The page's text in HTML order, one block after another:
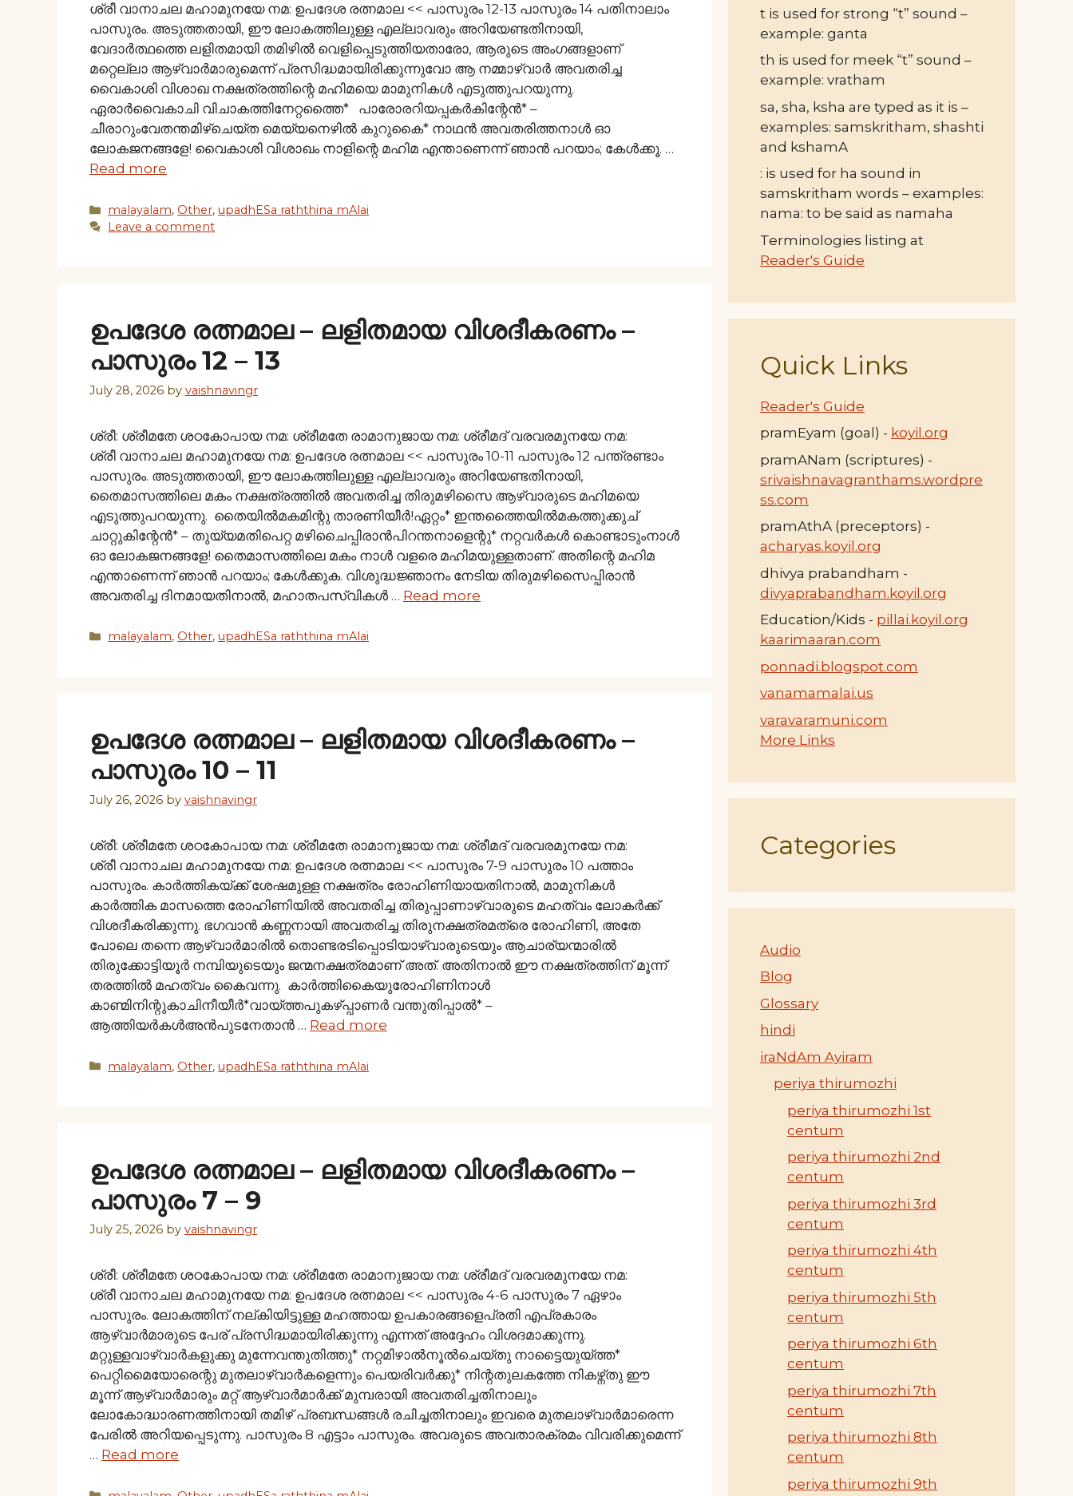
ശ്രീ വാനാചല മഹാമുനയേ നമ: ഉപദേശ രത്നമാല << പാസുരം 12-13 പാസുരം 14 പതിനാലാം
പാസുരം. അടുത്തതായി, ഈ ലോകത്തിലുള്ള എല്ലാവരും അറിയേണ്ടതിനായി,
വേദാര്‍ത്ഥത്തെ ലളിതമായി തമിഴില്‍ വെളിപ്പെടുത്തിയതാരോ, ആരുടെ അംഗങ്ങളാണ്
മറ്റെല്ലാ ആഴ്വാര്‍മാരുമെന്ന് പ്രസിദ്ധമായിരിക്കുന്നുവോ ആ നമ്മാഴ്വാര്‍ അവതരിച്ച
വൈകാശി വിശാഖ നക്ഷത്രത്തിന്റെ മഹിമയെ മാമുനികള്‍ എടുത്തുപറയുന്നു.
ഏരാര്‍വൈകാചി വിചാകത്തിനേറ്റത്തൈ* പാരോരറിയപ്പകര്‍കിന്റേന്‍* –
ചീരാറുംവേതന്തമിഴ്ചെയ്ത മെയ്യനെഴില്‍ കുറുകൈ* നാഥന്‍ അവതരിത്തനാള്‍ ഓ
ലോകജനങ്ങളേ! വൈകാശി വിശാഖം നാളിന്റെ മഹിമ എന്താണെന്ന് ഞാൻ പറയാം; കേൾക്കൂ. …
Read more
Categories
malayalam, Other,upadhESa raththina mAlai
Leave a comment
ഉപദേശ രത്നമാല – ലളിതമായ വിശദീകരണം –
പാസുരം 12 – 13
July 28, 2026 by vaishnavingr
ശ്രീ: ശ്രീമതേ ശഠകോപായ നമ: ശ്രീമതേ രാമാനുജായ നമ: ശ്രീമദ് വരവരമുനയേ നമ:
ശ്രീ വാനാചല മഹാമുനയേ നമ: ഉപദേശ രത്നമാല << പാസുരം 10-11 പാസുരം 12 പന്ത്രണ്ടാം
പാസുരം. അടുത്തതായി, ഈ ലോകത്തിലുള്ള എല്ലാവരും അറിയേണ്ടതിനായി,
തൈമാസത്തിലെ മകം നക്ഷത്രത്തിൽ അവതരിച്ച തിരുമഴിസൈ ആഴ്വാരുടെ മഹിമയെ
എടുത്തുപറയുന്നു. തൈയില്‍മകമിന്റു താരണിയീര്‍!ഏറ്റം* ഇന്തത്തൈയില്‍മകത്തുക്കുച്
ചാറ്റുകിന്റേന്‍* – തുയ്യമതിപെറ്റ മഴിചൈപ്പിരാന്‍പിറന്തനാളെന്റു* നറ്റവര്‍കള്‍ കൊണ്ടാടുംനാള്‍
ഓ ലോകജനങ്ങളേ! തൈമാസത്തിലെ മകം നാൾ വളരെ മഹിമയുള്ളതാണ്. അതിന്റെ മഹിമ
എന്താണെന്ന് ഞാൻ പറയാം; കേൾക്കുക. വിശുദ്ധജ്ഞാനം നേടിയ തിരുമഴിസൈപ്പിരാൻ
അവതരിച്ച ദിനമായതിനാൽ, മഹാതപസ്വികൾ … Read more
Categories
malayalam, Other,upadhESa raththina mAlai
ഉപദേശ രത്നമാല – ലളിതമായ വിശദീകരണം –
പാസുരം 10 – 11
July 26, 2026 by vaishnavingr
ശ്രീ: ശ്രീമതേ ശഠകോപായ നമ: ശ്രീമതേ രാമാനുജായ നമ: ശ്രീമദ് വരവരമുനയേ നമ:
ശ്രീ വാനാചല മഹാമുനയേ നമ: ഉപദേശ രത്നമാല << പാസുരം 7-9 പാസുരം 10 പത്താം
പാസുരം. കാര്‍ത്തികയ്ക്ക് ശേഷമുള്ള നക്ഷത്രം രോഹിണിയായതിനാല്‍, മാമുനികള്‍
കാര്‍ത്തിക മാസത്തെ രോഹിണിയില്‍ അവതരിച്ച തിരുപ്പാണാഴ്വാരുടെ മഹത്വം ലോകര്‍ക്ക്
വിശദീകരിക്കുന്നു. ഭഗവാന്‍ കണ്ണനായി അവതരിച്ച തിരുനക്ഷത്രമത്രെ രോഹിണി, അതേ
പോലെ തന്നെ ആഴ്വാര്‍മാരില്‍ തൊണ്ടരടിപ്പൊടിയാഴ്വാരുടെയും ആചാര്യന്മാരില്‍
തിരുക്കോട്ടിയൂര്‍ നമ്പിയുടെയും ജന്മനക്ഷത്രമാണ് അത്. അതിനാല്‍ ഈ നക്ഷത്രത്തിന് മൂന്ന്
തരത്തില്‍ മഹത്വം കൈവന്നു. കാര്‍ത്തികൈയുരോഹിണിനാള്‍
കാണ്മിനിന്റുകാചിനീയീര്‍*വായ്ത്തപുകഴ്പ്പാണര്‍ വന്തുതിപ്പാൽ* –
ആത്തിയര്‍കള്‍അൻപുടനേതാന്‍ … Read more
Categories
malayalam, Other,upadhESa raththina mAlai
ഉപദേശ രത്നമാല – ലളിതമായ വിശദീകരണം –
പാസുരം 7 – 9
July 25, 2026 by vaishnavingr
ശ്രീ: ശ്രീമതേ ശഠകോപായ നമ: ശ്രീമതേ രാമാനുജായ നമ: ശ്രീമദ് വരവരമുനയേ നമ:
ശ്രീ വാനാചല മഹാമുനയേ നമ: ഉപദേശ രത്നമാല << പാസുരം 4-6 പാസുരം 7 ഏഴാം
പാസുരം. ലോകത്തിന് നല്കിയിട്ടുള്ള മഹത്തായ ഉപകാരങ്ങളെപ്രതി എപ്രകാരം
ആഴ്വാര്‍മാരുടെ പേര് പ്രസിദ്ധമായിരിക്കുന്നു എന്നത് അദ്ദേഹം വിശദമാക്കുന്നു.
മറ്റുള്ളവാഴ്വാര്‍കളുക്കു മുന്നേവന്തുതിത്തു* നറ്റമിഴാൽനൂല്‍ചെയ്തു നാട്ടൈയുയ്ത്ത*
പെറ്റിമൈയോരെന്റു മുതലാഴ്വാര്‍കളെന്നും പെയരിവര്‍ക്കു* നിന്റതുലകത്തേ നികഴ്ന്തു ഈ
മൂന്ന് ആഴ്വാര്‍മാരും മറ്റ് ആഴ്വാര്‍മാര്‍ക്ക് മുമ്പരായി അവതരിച്ചതിനാലും
ലോകോദ്ധാരണത്തിനായി തമിഴ് പ്രബന്ധങ്ങള്‍ രചിച്ചതിനാലും ഇവരെ മുതലാഴ്വാര്‍മാരെന്ന
പേരില്‍ അറിയപ്പെടുന്നു. പാസുരം 8 എട്ടാം പാസുരം. അവരുടെ അവതാരക്രമം വിവരിക്കുമെന്ന്
… Read more
t is used for strong “t” sound –
example: ganta
th is used for meek “t” sound –
example: vratham
sa, sha, ksha are typed as it is –
examples: samskritham, shashti
and kshamA
: is used for ha sound in
samskritham words – examples:
nama: to be said as namaha
Terminologies listing at
Reader's Guide
Quick Links
Reader's Guide
pramEyam (goal) - koyil.org
pramANam (scriptures) -
srivaishnavagranthams.wordpre
ss.com
pramAthA (preceptors) -
acharyas.koyil.org
dhivya prabandham -
divyaprabandham.koyil.org
Education/Kids - pillai.koyil.org
kaarimaaran.com
ponnadi.blogspot.com
vanamamalai.us
varavaramuni.com
More Links
Categories
Audio
Blog
Glossary
hindi
iraNdAm Ayiram
periya thirumozhi
periya thirumozhi 1st
centum
periya thirumozhi 2nd
centum
periya thirumozhi 3rd
centum
periya thirumozhi 4th
centum
periya thirumozhi 5th
centum
periya thirumozhi 6th
centum
periya thirumozhi 7th
centum
periya thirumozhi 8th
centum
periya thirumozhi 9th